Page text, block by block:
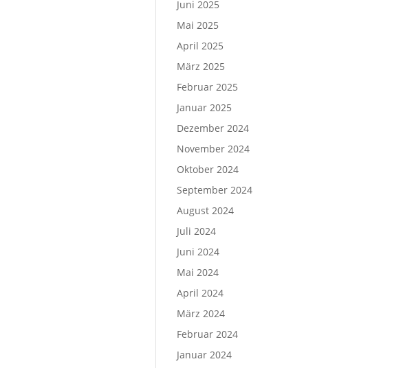
Juni 2025
Mai 2025
April 2025
März 2025
Februar 2025
Januar 2025
Dezember 2024
November 2024
Oktober 2024
September 2024
August 2024
Juli 2024
Juni 2024
Mai 2024
April 2024
März 2024
Februar 2024
Januar 2024